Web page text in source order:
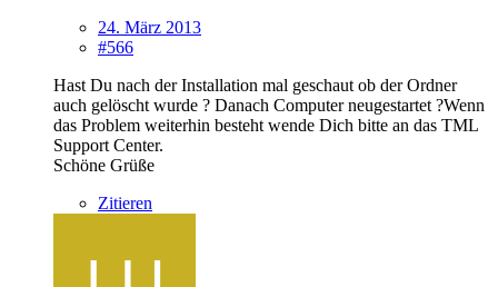
24. März 2013
#566
Hast Du nach der Installation mal geschaut ob der Ordner
auch gelöscht wurde ? Danach Computer neugestartet ?Wenn
das Problem weiterhin besteht wende Dich bitte an das TML
Support Center.
Schöne Grüße
Zitieren